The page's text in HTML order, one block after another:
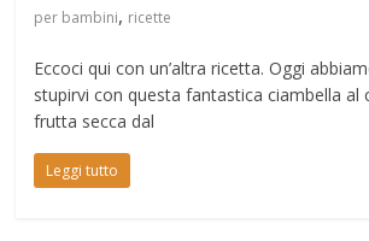
per bambini, ricette
Eccoci qui con un’altra ricetta. Oggi
stupirvi con questa fantastica ciambella al
frutta secca dal
Leggi tutto